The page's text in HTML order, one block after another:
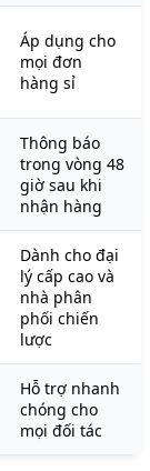
Áp dụng cho
mọi đơn
hàng sỉ
Thông báo
trong vòng 48
giờ sau khi
nhận hàng
Dành cho đại
lý cấp cao và
nhà phân
phối chiến
lược
Hỗ trợ nhanh
chóng cho
mọi đối tác